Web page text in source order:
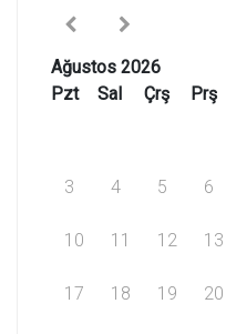
Ağustos 2026
Pzt
Sal Çrş Prş
3 4 5 6
10 11 12 13
17 18 19 20